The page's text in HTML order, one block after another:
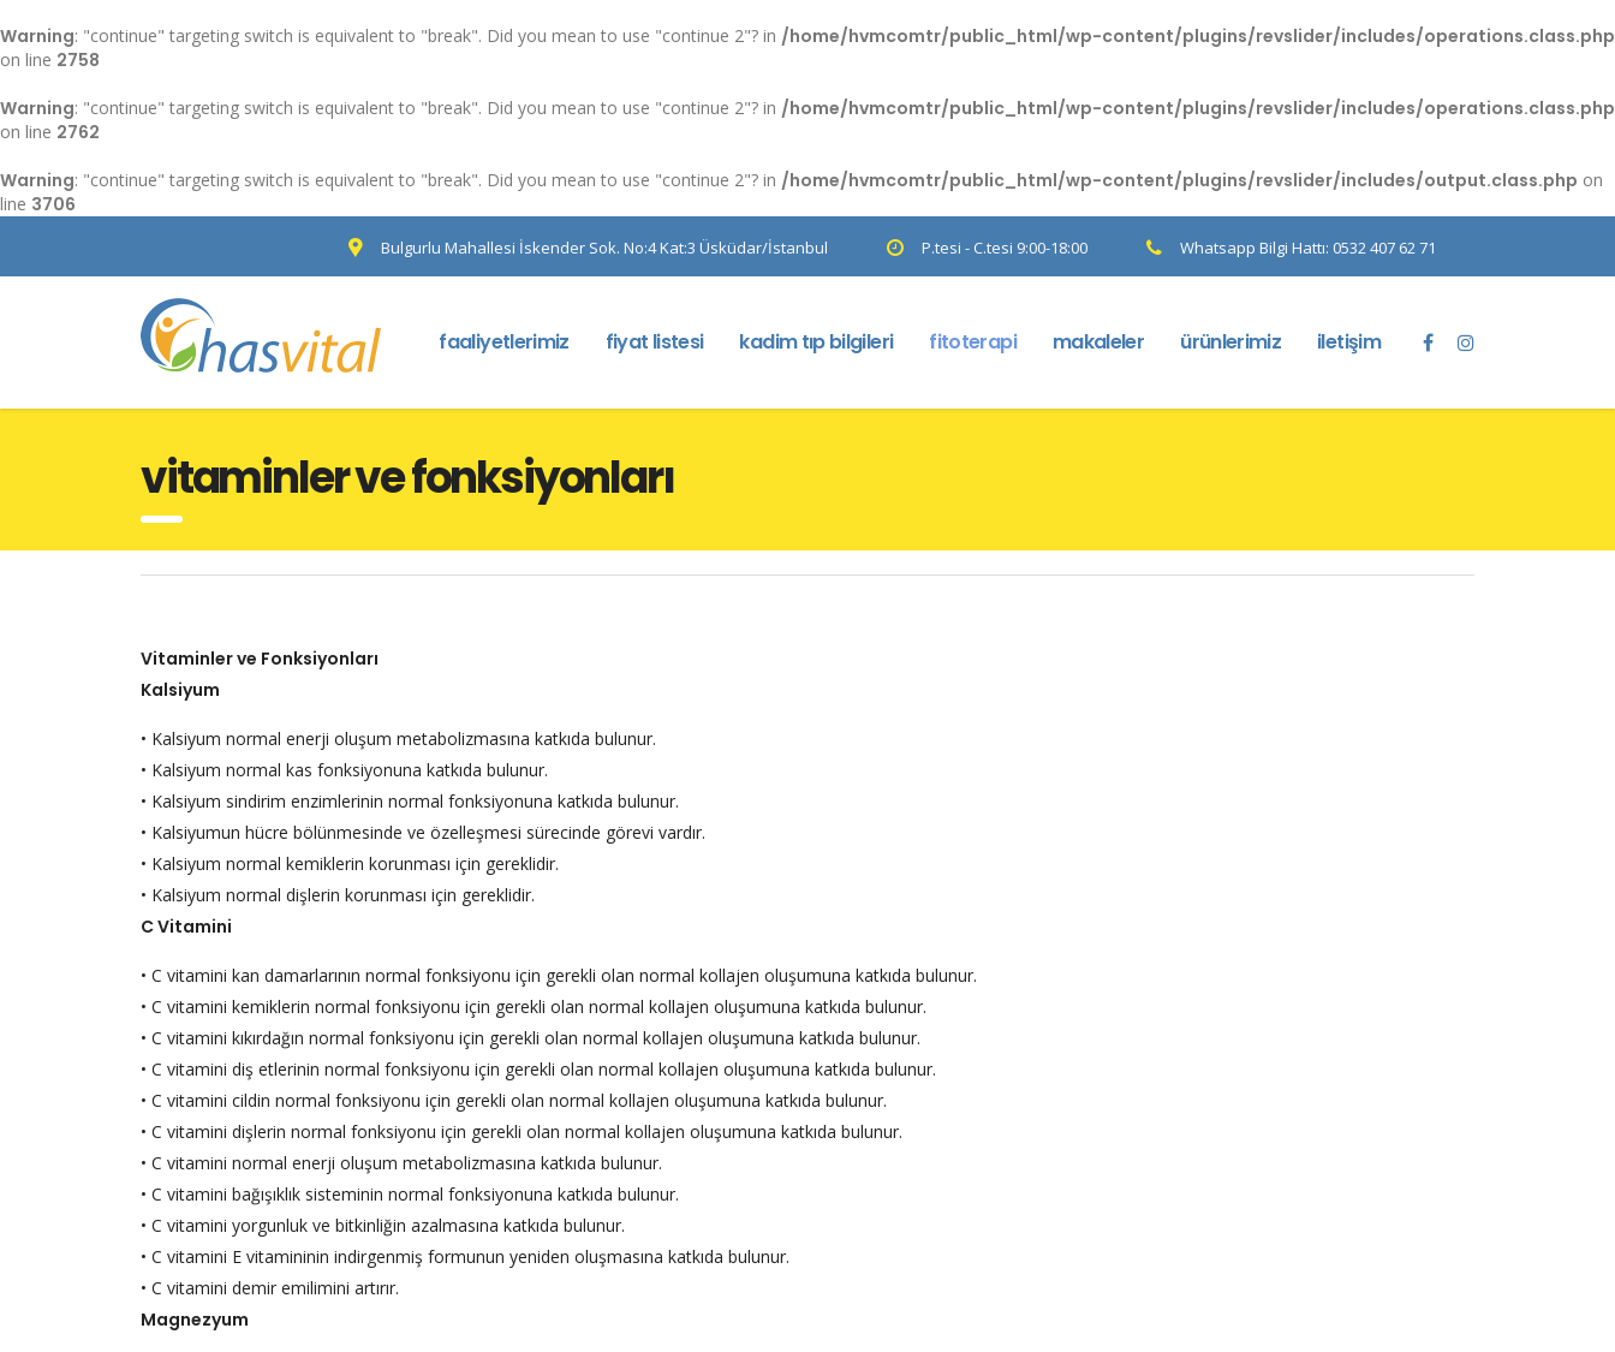
Warning: "continue" targeting switch is equivalent to "break". Did you mean to use "continue 2"? in /home/hvmcomtr/public_html/wp-content/plugins/revslider/includes/operations.class.php
on line 2758
Warning: "continue" targeting switch is equivalent to "break". Did you mean to use "continue 2"? in /home/hvmcomtr/public_html/wp-content/plugins/revslider/includes/operations.class.php
on line 2762
Warning: "continue" targeting switch is equivalent to "break". Did you mean to use "continue 2"? in /home/hvmcomtr/public_html/wp-content/plugins/revslider/includes/output.class.php on
line 3706
Bulgurlu Mahallesi İskender Sok. No:4 Kat:3 Üsküdar/İstanbul P.tesi - C.tesi 9:00-18:00 Whatsapp Bilgi Hattı: 0532 407 62 71
faaliyetlerimiz fiyat listesi kadim tıp bilgileri fitoterapi makaleler ürünlerimiz iletişim
vitaminler ve fonksiyonları
Vitaminler ve Fonksiyonları
Kalsiyum
• Kalsiyum normal enerji oluşum metabolizmasına katkıda bulunur.
• Kalsiyum normal kas fonksiyonuna katkıda bulunur.
• Kalsiyum sindirim enzimlerinin normal fonksiyonuna katkıda bulunur.
• Kalsiyumun hücre bölünmesinde ve özelleşmesi sürecinde görevi vardır.
• Kalsiyum normal kemiklerin korunması için gereklidir.
• Kalsiyum normal dişlerin korunması için gereklidir.
C Vitamini
• C vitamini kan damarlarının normal fonksiyonu için gerekli olan normal kollajen oluşumuna katkıda bulunur.
• C vitamini kemiklerin normal fonksiyonu için gerekli olan normal kollajen oluşumuna katkıda bulunur.
• C vitamini kıkırdağın normal fonksiyonu için gerekli olan normal kollajen oluşumuna katkıda bulunur.
• C vitamini diş etlerinin normal fonksiyonu için gerekli olan normal kollajen oluşumuna katkıda bulunur.
• C vitamini cildin normal fonksiyonu için gerekli olan normal kollajen oluşumuna katkıda bulunur.
• C vitamini dişlerin normal fonksiyonu için gerekli olan normal kollajen oluşumuna katkıda bulunur.
• C vitamini normal enerji oluşum metabolizmasına katkıda bulunur.
• C vitamini bağışıklık sisteminin normal fonksiyonuna katkıda bulunur.
• C vitamini yorgunluk ve bitkinliğin azalmasına katkıda bulunur.
• C vitamini E vitamininin indirgenmiş formunun yeniden oluşmasına katkıda bulunur.
• C vitamini demir emilimini artırır.
Magnezyum